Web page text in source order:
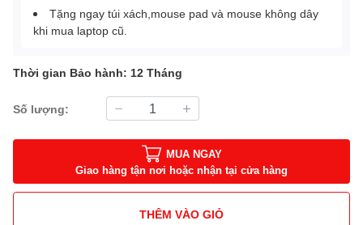
Tặng ngay túi xách,mouse pad và mouse không dây
khi mua laptop cũ.
Thời gian Bảo hành: 12 Tháng
Số lượng:
MUA NGAY
Giao hàng tận nơi hoặc nhận tại cửa hàng
THÊM VÀO GIỎ